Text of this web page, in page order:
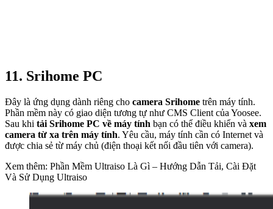
11. Srihome PC
Đây là ứng dụng dành riêng cho camera Srihome trên máy tính.
Phần mềm này có giao diện tương tự như CMS Client của Yoosee.
Sau khi tải Srihome PC về máy tính bạn có thể điều khiển và xem
camera từ xa trên máy tính. Yêu cầu, máy tính cần có Internet và
được chia sẻ từ máy chủ (điện thoại kết nối đầu tiên với camera).
Xem thêm: Phần Mềm Ultraiso Là Gì – Hướng Dẫn Tải, Cài Đặt
Và Sử Dụng Ultraiso